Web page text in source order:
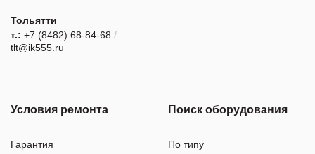
Тольятти
т.: +7 (8482) 68-84-68 /
tlt@ik555.ru
Условия ремонта
Гарантия
Поиск оборудования
По типу